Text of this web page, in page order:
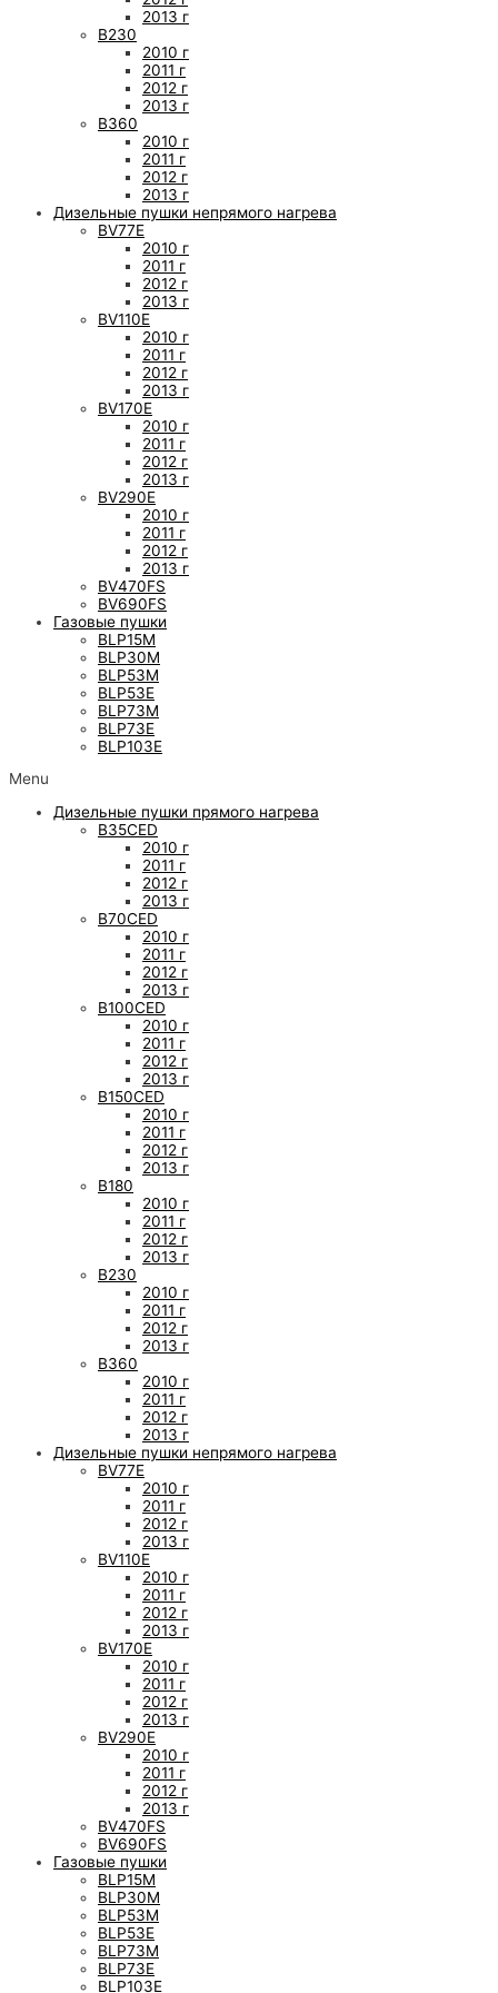
2013 г
B230
2010 г
2011 г
2012 г
2013 г
B360
2010 г
2011 г
2012 г
2013 г
Дизельные пушки непрямого нагрева
BV77E
2010 г
2011 г
2012 г
2013 г
BV110E
2010 г
2011 г
2012 г
2013 г
BV170E
2010 г
2011 г
2012 г
2013 г
BV290E
2010 г
2011 г
2012 г
2013 г
BV470FS
BV690FS
Газовые пушки
BLP15M
BLP30M
BLP53M
BLP53E
BLP73M
BLP73E
BLP103E
Menu
Дизельные пушки прямого нагрева
B35CED
2010 г
2011 г
2012 г
2013 г
B70CED
2010 г
2011 г
2012 г
2013 г
B100CED
2010 г
2011 г
2012 г
2013 г
B150CED
2010 г
2011 г
2012 г
2013 г
B180
2010 г
2011 г
2012 г
2013 г
B230
2010 г
2011 г
2012 г
2013 г
B360
2010 г
2011 г
2012 г
2013 г
Дизельные пушки непрямого нагрева
BV77E
2010 г
2011 г
2012 г
2013 г
BV110E
2010 г
2011 г
2012 г
2013 г
BV170E
2010 г
2011 г
2012 г
2013 г
BV290E
2010 г
2011 г
2012 г
2013 г
BV470FS
BV690FS
Газовые пушки
BLP15M
BLP30M
BLP53M
BLP53E
BLP73M
BLP73E
BLP103E